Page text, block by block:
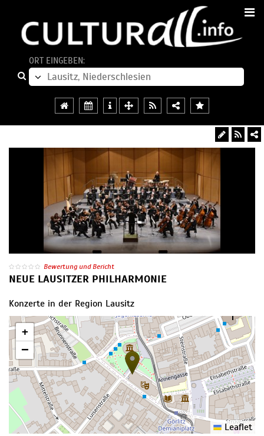
ORT EINGEBEN:
Bewertung und Bericht
NEUE LAUSITZER PHILHARMONIE
Konzerte in der Region Lausitz
+
−
Leaflet